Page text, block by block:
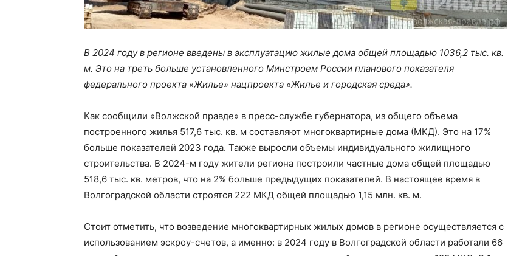
В 2024 году в регионе введены в эксплуатацию жилые дома общей площадью 1036,2 тыс. кв.
м. Это на треть больше установленного Минстроем России планового показателя
федерального проекта «Жилье» нацпроекта «Жилье и городская среда».
Как сообщили «Волжской правде» в пресс-службе губернатора, из общего объема
построенного жилья 517,6 тыс. кв. м составляют многоквартирные дома (МКД). Это на 17%
больше показателей 2023 года. Также выросли объемы индивидуального жилищного
строительства. В 2024-м году жители региона построили частные дома общей площадью
518,6 тыс. кв. метров, что на 2% больше предыдущих показателей. В настоящее время в
Волгоградской области строятся 222 МКД общей площадью 1,15 млн. кв. м.
Стоит отметить, что возведение многоквартирных жилых домов в регионе осуществляется с
использованием эскроу-счетов, а именно: в 2024 году в Волгоградской области работали 66